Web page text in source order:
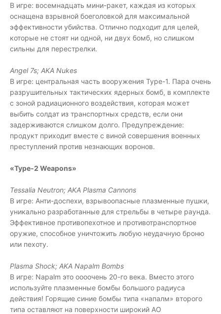
В игре: восемнадцать мини-ракет, каждая из которых
оснащена взрывной боеголовкой для максимальной
эффективности убийства. Отлично подходит для целей,
которые не стоят ни одной, ни двух бомб, но слишком
сильны для перестрелки.
Angel 7s; AKA Nukes
В игре: центральная часть вооружения Type-1. Пара очень
разрушительных тактических ядерных бомб, в комплекте
с зоной радиационного воздействия, которая может
выбить солдат из транспортных средств, если они
задерживаются слишком долго. Предупреждение:
продукт приходит вместе с виной совершения военных
преступлений против незнающих воронов.
«Type-2 Weapons»
Tessalia Neutron; AKA Plasma Cannons
В игре: Анти-доспехи, взрывоопасные плазменные пушки,
уникально разработанные для стрельбы в четыре раунда.
Эффективное противопехотное и противотранспортное
оружие, способное уничтожить любую неудачную броню
или пехоту.
Plasma Shock; AKA Napalm Bombs
В игре: Napalm это оооочень 20-го века. Вместо этого
используйте плазменные бомбы большого радиуса
действия! Горящие синие бомбы типа «напалм» второго
типа оставляют на поверхности широкий АО